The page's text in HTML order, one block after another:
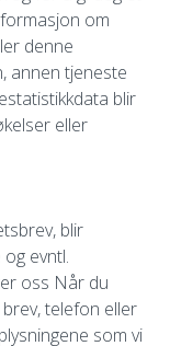
om
denne
annen tjeneste
blir
eller
blir
evntl.
oss Når du
telefon eller
som vi